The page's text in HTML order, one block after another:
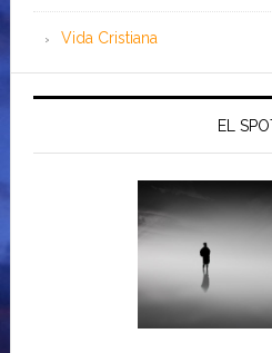
Vida Cristiana
EL